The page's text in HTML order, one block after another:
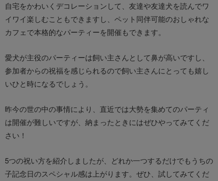
自宅をかわいくデコレーションして、友達や友達犬を読んでワ
イワイ楽しむこともできますし、ペット同伴可能のおしゃれな
カフェで本格的なパーティーを開催もできます。
愛犬が主役のパーティーは飼い主さんとして鼻が高いですし、
参加者からの祝福を感じられるので飼い主さんにとっても嬉し
いひと時になるでしょう。
昨今の世の中の事情により、直近では大勢を集めてのパーティ
は開催が難しいですが、納まったときにはぜひやってみてくだ
さい！
5つの祝い方を紹介しましたが、どれか一つするだけでもうちの
子記念日のスペシャル感は上がります。ぜひ、試してみてくだ